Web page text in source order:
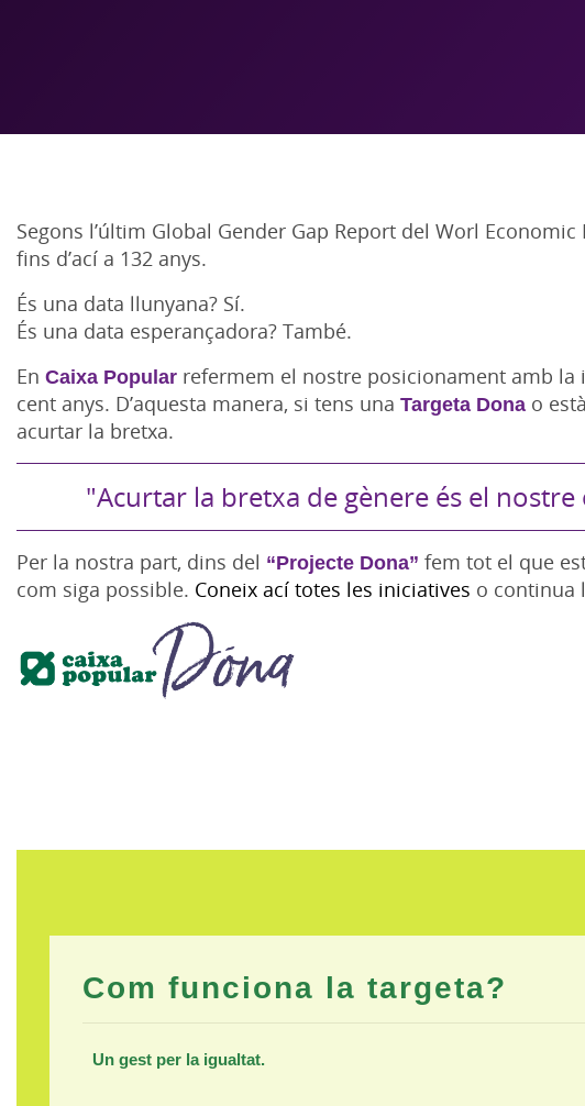
Segons l’últim Global Gender Gap Report del Worl
fins d’ací a 132 anys.
És una data llunyana? Sí.
És una data esperançadora? També.
En Caixa Popular refermem el nostre posicionament amb
cent anys. D’aquesta manera, si tens una Targeta Dona o
acurtar la bretxa.
"Acurtar la bretxa de gènere és el
Per la nostra part, dins del “Projecte Dona” fem tot el que
com siga possible. Coneix ací totes les iniciatives o continua
Com funciona la targeta?
Un gest per la igualtat.